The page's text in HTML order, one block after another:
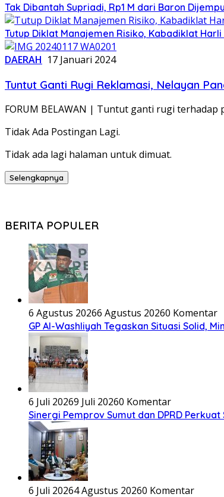
Tak Dibantah Supriadi, Rp1 M dari Baron
Tutup Diklat Manajemen Risiko, Kabadiklat
DAERAH 17 Januari 2024
Tuntut Ganti Rugi Reklamasi, Nelayan
FORUM BELAWAN | Tuntut ganti rugi terhadap
Tidak Ada Postingan Lagi.
Tidak ada lagi halaman untuk dimuat.
Selengkapnya
BERITA POPULER
6 Agustus 20266 Agustus 20260 Komentar
GP Al-Washliyah Tegaskan Situasi Solid,
6 Juli 20269 Juli 20260 Komentar
Sinergi Pemprov Sumut dan DPRD
6 Juli 20264 Agustus 20260 Komentar